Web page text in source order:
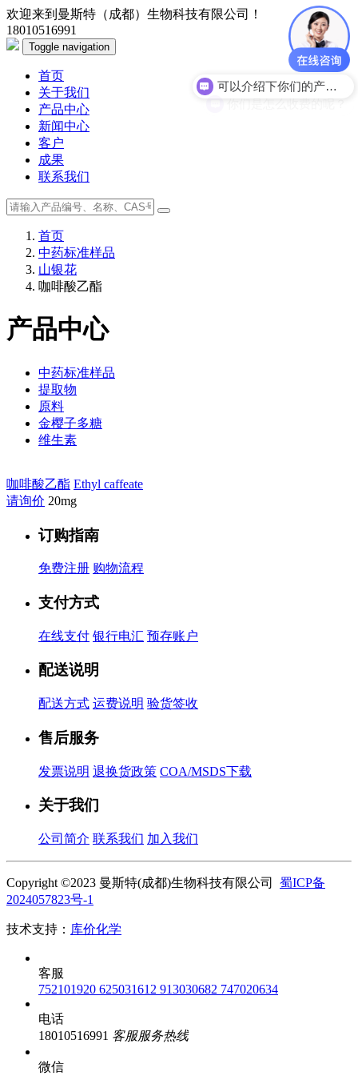
欢迎来到曼斯特（成都）生物科技有限公司！
18010516991
Toggle navigation
首页
关于我们
产品中心
新闻中心
客户
成果
联系我们
首页
中药标准样品
山银花
咖啡酸乙酯
产品中心
中药标准样品
提取物
原料
金樱子多糖
维生素
咖啡酸乙酯 Ethyl caffeate
请询价 20mg
订购指南
免费注册 购物流程
支付方式
在线支付 银行电汇 预存账户
配送说明
配送方式 运费说明 验货签收
售后服务
发票说明 退换货政策 COA/MSDS下载
关于我们
公司简介 联系我们 加入我们
Copyright ©2023 曼斯特(成都)生物科技有限公司 蜀ICP备
2024057823号-1
技术支持： 库价化学
客服
752101920 625031612 913030682 747020634
电话
18010516991 客服服务热线
微信
你们是怎么收费的呢？